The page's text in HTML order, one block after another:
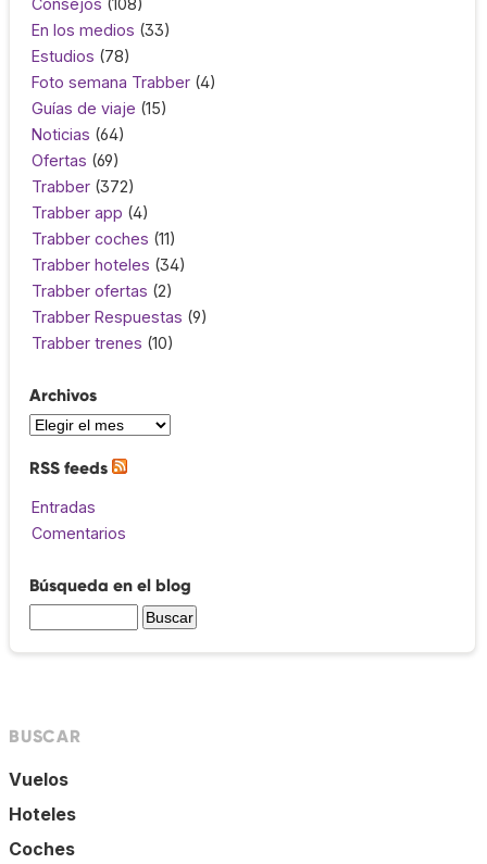
En los medios (33)
Estudios (78)
Foto semana Trabber (4)
Guías de viaje (15)
Noticias (64)
Ofertas (69)
Trabber (372)
Trabber app (4)
Trabber coches (11)
Trabber hoteles (34)
Trabber ofertas (2)
Trabber Respuestas (9)
Trabber trenes (10)
Archivos
RSS feeds
Entradas
Comentarios
Búsqueda en el blog
BUSCAR
Vuelos
Hoteles
Coches